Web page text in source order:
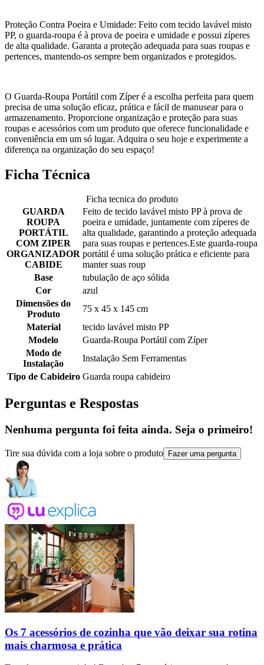
Proteção Contra Poeira e Umidade: Feito com tecido lavável misto
PP, o guarda-roupa é à prova de poeira e umidade e possui zíperes
de alta qualidade. Garanta a proteção adequada para suas roupas e
pertences, mantendo-os sempre bem organizados e protegidos.
O Guarda-Roupa Portátil com Zíper é a escolha perfeita para quem
precisa de uma solução eficaz, prática e fácil de manusear para o
armazenamento. Proporcione organização e proteção para suas
roupas e acessórios com um produto que oferece funcionalidade e
conveniência em um só lugar. Adquira o seu hoje e experimente a
diferença na organização do seu espaço!
Ficha Técnica
Ficha tecnica do produto
GUARDA
ROUPA
PORTÁTIL
COM ZIPER
ORGANIZADOR
CABIDE
Feito de tecido lavável misto PP à prova de
poeira e umidade, juntamente com zíperes de
alta qualidade, garantindo a proteção adequada
para suas roupas e pertences.Este guarda-roupa
portátil é uma solução prática e eficiente para
manter suas roup
Base
tubulação de aço sólida
Cor
azul
Dimensões do
Produto
75 x 45 x 145 cm
Material
tecido lavável misto PP
Modelo
Guarda-Roupa Portátil com Zíper
Modo de
Instalação
Instalação Sem Ferramentas
Tipo de Cabideiro Guarda roupa cabideiro
Perguntas e Respostas
Nenhuma pergunta foi feita ainda. Seja o primeiro!
Tire sua dúvida com a loja sobre o produto Fazer uma pergunta
Os 7 acessórios de cozinha que vão deixar sua rotina
mais charmosa e prática